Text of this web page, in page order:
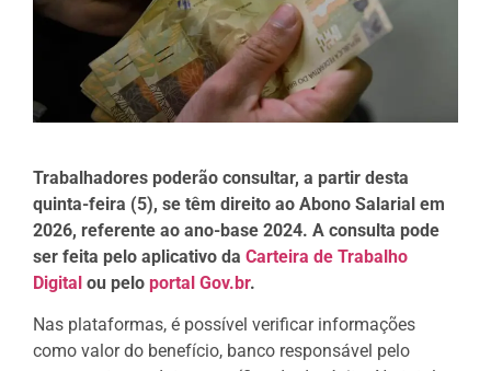
Trabalhadores poderão consultar, a partir desta
quinta-feira (5), se têm direito ao Abono Salarial em
2026, referente ao ano-base 2024. A consulta pode
ser feita pelo aplicativo da Carteira de Trabalho
Digital ou pelo portal Gov.br.
Nas plataformas, é possível verificar informações
como valor do benefício, banco responsável pelo